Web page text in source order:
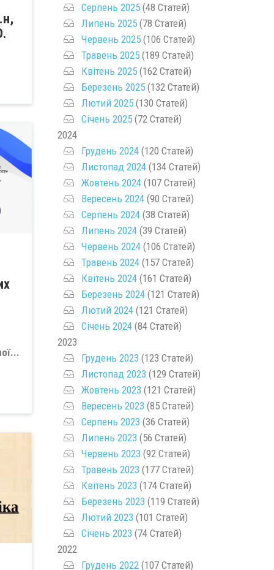
Серпень 2025(48 Статей)
Липень 2025(78 Статей)
Червень 2025(106 Статей)
Травень 2025(189 Статей)
Квітень 2025(162 Статей)
Березень 2025(132 Статей)
Лютий 2025(130 Статей)
Січень 2025(72 Статей)
2024
Грудень 2024(120 Статей)
Листопад 2024(134 Статей)
Жовтень 2024(107 Статей)
Вересень 2024(90 Статей)
Серпень 2024(38 Статей)
Липень 2024(39 Статей)
Червень 2024(106 Статей)
Травень 2024(157 Статей)
Квітень 2024(161 Статей)
Березень 2024(121 Статей)
Лютий 2024(121 Статей)
Січень 2024(84 Статей)
2023
Грудень 2023 (123 Статей)
Листопад 2023 (129 Статей)
Жовтень 2023 (121 Статей)
Вересень 2023 (85 Статей)
Серпень 2023 (36 Статей)
Липень 2023 (56 Статей)
Червень 2023 (92 Статей)
Травень 2023 (177 Статей)
Квітень 2023 (174 Статей)
Березень 2023 (119 Статей)
Лютий 2023 (101 Статей)
Січень 2023 (74 Статей)
2022
Грудень 2022(107 Статей)